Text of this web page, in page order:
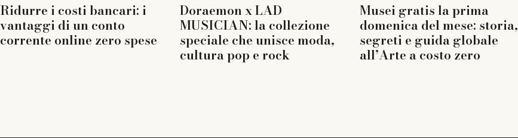
Ridurre i costi bancari: i
vantaggi di un conto
corrente online zero spese
Doraemon x LAD
MUSICIAN: la collezione
speciale che unisce moda,
cultura pop e rock
Musei gratis la prima
domenica del mese: storia,
segreti e guida globale
all’Arte a costo zero